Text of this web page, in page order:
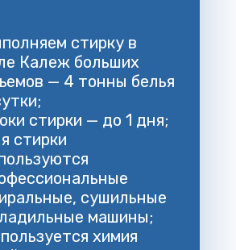
стирку в
Калеж больших
— 4 тонны белья
стирки — до 1 дня;
стирки
сушильные
машины;
химия